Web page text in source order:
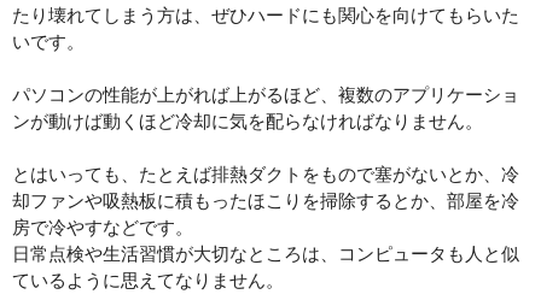
たり壊れてしまう方は、ぜひハードにも関心を向けてもらいた
いです。
パソコンの性能が上がれば上がるほど、複数のアプリケーショ
ンが動けば動くほど冷却に気を配らなければなりません。
とはいっても、たとえば排熱ダクトをもので塞がないとか、冷
却ファンや吸熱板に積もったほこりを掃除するとか、部屋を冷
房で冷やすなどです。
日常点検や生活習慣が大切なところは、コンピュータも人と似
ているように思えてなりません。